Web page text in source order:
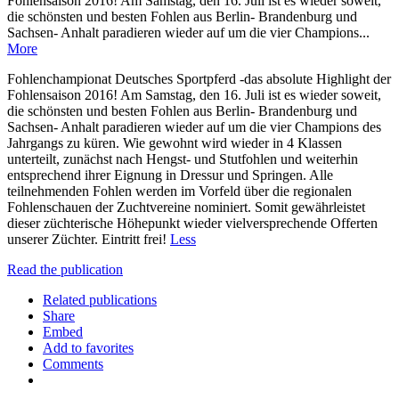
die schönsten und besten Fohlen aus Berlin- Brandenburg und
Sachsen- Anhalt paradieren wieder auf um die vier Champions...
More
Fohlenchampionat Deutsches Sportpferd -das absolute Highlight der
Fohlensaison 2016! Am Samstag, den 16. Juli ist es wieder soweit,
die schönsten und besten Fohlen aus Berlin- Brandenburg und
Sachsen- Anhalt paradieren wieder auf um die vier Champions des
Jahrgangs zu küren. Wie gewohnt wird wieder in 4 Klassen
unterteilt, zunächst nach Hengst- und Stutfohlen und weiterhin
entsprechend ihrer Eignung in Dressur und Springen. Alle
teilnehmenden Fohlen werden im Vorfeld über die regionalen
Fohlenschauen der Zuchtvereine nominiert. Somit gewährleistet
dieser züchterische Höhepunkt wieder vielversprechende Offerten
unserer Züchter. Eintritt frei! Less
Read the publication
Related publications
Share
Embed
Add to favorites
Comments